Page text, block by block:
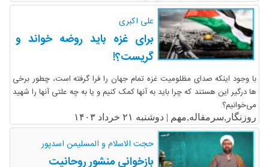
علی اکبری
برای غزه باید روضه خواند و
گریست؟!
با وجود اینکه صدای مظلومیت غزه تمام جهان را فرا گرفته است، چطور برخی
ها درگیر این‌ هستند که چرا باید به آنها کمک کنیم و یا به چه علتی آنها را شهید
می‌خوانیم؟
روزنگار,سرمقاله,مهم | دوشنبه ۲۱ خرداد ۱۴۰۳
حجت الاسلام و المسلیمن اسدپور
بازخوانی منشور روحانیت